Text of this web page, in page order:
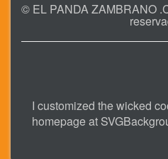
© EL PANDA ZAMBRANO
I customized the wicked
homepage at